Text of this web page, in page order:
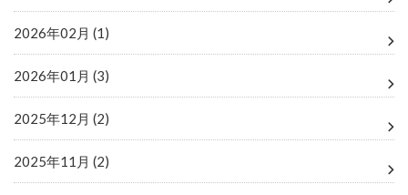
2026年02月 (1)
2026年01月 (3)
2025年12月 (2)
2025年11月 (2)